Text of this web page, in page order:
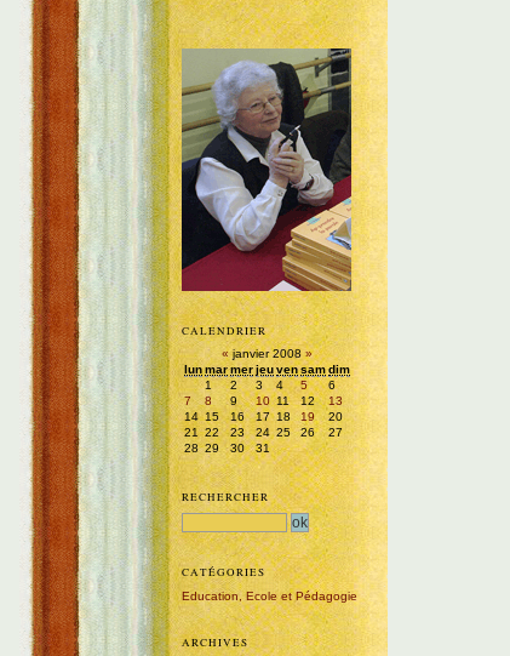
CALENDRIER
«janvier 2008»
lunmarmerjeuvensamdim
1
2 3 4 5
6
7
8 9 10 11 12
13
14 15 16 17 18 19
20
21 22 23 24 25 26
27
28 29 30 31
RECHERCHER
CATÉGORIES
Education, Ecole et Pédagogie
ARCHIVES